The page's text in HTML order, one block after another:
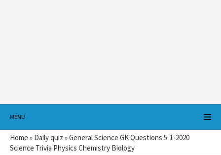
MENU
Home » Daily quiz »General Science GK Questions 5-1-2020
Science Trivia Physics Chemistry Biology